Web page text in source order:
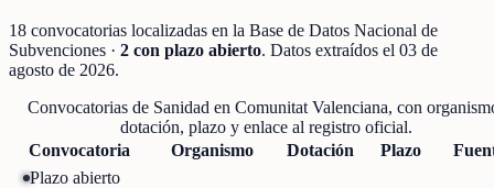
18 convocatorias localizadas en la Base de Datos Nacional de
Subvenciones · 2 con plazo abierto. Datos extraídos el 03 de
agosto de 2026.
Convocatorias de Sanidad en Comunitat Valenciana, con
dotación, plazo y enlace al registro oficial.
Convocatoria
Organismo Dotación Plazo
Plazo abierto